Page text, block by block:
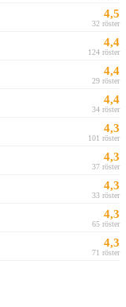
4,5
32 röster
4,4
124 röster
4,4
29 röster
4,4
34 röster
4,3
101 röster
4,3
37 röster
4,3
33 röster
4,3
65 röster
4,3
71 röster